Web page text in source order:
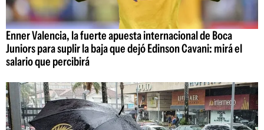
Enner Valencia, la fuerte apuesta internacional de Boca
Juniors para suplir la baja que dejó Edinson Cavani: mirá el
salario que percibirá